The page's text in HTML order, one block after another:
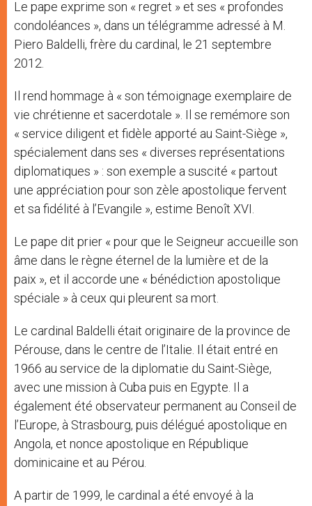
Le pape exprime son « regret » et ses « profondes
condoléances », dans un télégramme adressé à M.
Piero Baldelli, frère du cardinal, le 21 septembre
2012.
Il rend hommage à « son témoignage exemplaire de
vie chrétienne et sacerdotale ». Il se remémore son
« service diligent et fidèle apporté au Saint-Siège »,
spécialement dans ses « diverses représentations
diplomatiques » : son exemple a suscité « partout
une appréciation pour son zèle apostolique fervent
et sa fidélité à l’Evangile », estime Benoît XVI.
Le pape dit prier « pour que le Seigneur accueille son
âme dans le règne éternel de la lumière et de la
paix », et il accorde une « bénédiction apostolique
spéciale » à ceux qui pleurent sa mort.
Le cardinal Baldelli était originaire de la province de
Pérouse, dans le centre de l’Italie. Il était entré en
1966 au service de la diplomatie du Saint-Siège,
avec une mission à Cuba puis en Egypte. Il a
également été observateur permanent au Conseil de
l’Europe, à Strasbourg, puis délégué apostolique en
Angola, et nonce apostolique en République
dominicaine et au Pérou.
A partir de 1999, le cardinal a été envoyé à la